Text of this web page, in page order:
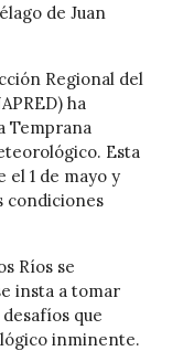
de Juan
Regional del
ha
Temprana
Esta
1 de mayo y
condiciones
Ríos se
insta a tomar
que
inminente.